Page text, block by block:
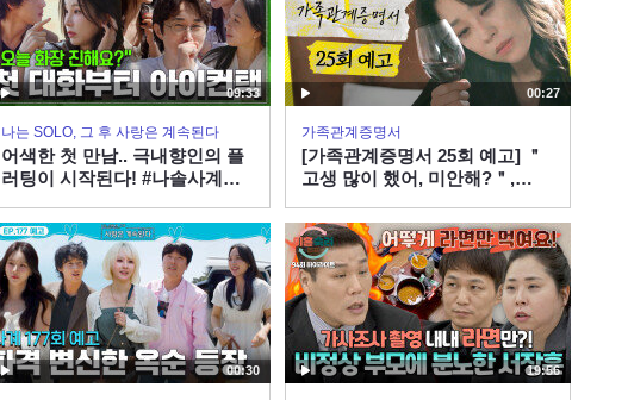
03:32
갑작스런 눈물에 당황한 시
호 | KBS 방송
[330회 예고] 용빈&혁진&
빈아 트로트92즈의 환승연
애와 야노시호 모녀의 성향
차이 극복기 | KBS 방송
01:45
[선공개] 14살 사랑이,
172cm에 몸무게가 무려..?
엄마 야노시호 DNA의 위엄
| KBS 방송
00:53
[331회 예고] 편스토랑에
등장한 하석진! 그리고 운
전 연수 중 남편의 잔소리
에 폭발한 이정현?! | KBS
09:33
나는 SOLO, 그 후 사랑은 계속된다
어색한 첫 만남.. 극내향인의 플
러팅이 시작된다! #나솔사계
목요일 밤 10시 30분
00:27
가족관계증명서
[가족관계증명서 25회 예고] ＂
고생 많이 했어, 미안해?＂,
00:30 19:56